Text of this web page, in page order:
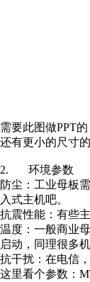
需要此图做PPT
还有更小的尺寸
2. 环境参数
防尘：工业母板
入式主机吧。
抗震性能：有些
温度：一般商业
启动，同理很多
抗干扰：在电信
这里看个参数：